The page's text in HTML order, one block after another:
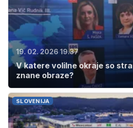
19. 02. 2026 19.37
V katere volilne okraje so
znane obraze?
SLOVENIJA